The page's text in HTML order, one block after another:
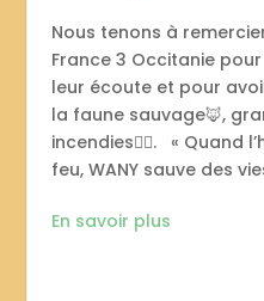
Nous tenons à
France 3 Occitanie
leur écoute et pour
la faune sauvage🦊,
incendies❤️‍🔥. « Quand
feu, WANY sauve des
En savoir plus